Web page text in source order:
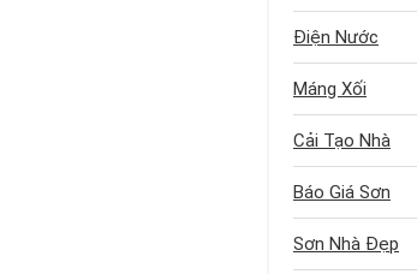
Điện Nước
Máng Xối
Cải Tạo Nhà
Báo Giá Sơn
Sơn Nhà Đẹp